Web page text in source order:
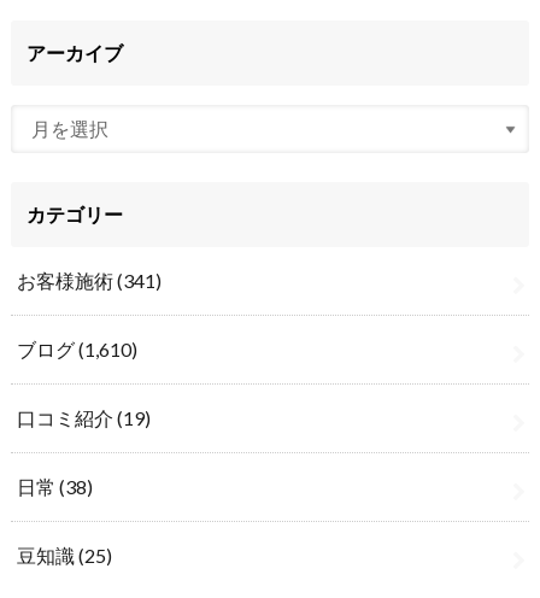
アーカイブ
カテゴリー
お客様施術(341)
ブログ(1,610)
口コミ紹介 (19)
日常 (38)
豆知識(25)